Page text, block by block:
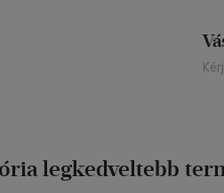
legkedveltebb